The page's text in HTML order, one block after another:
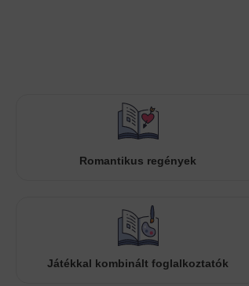
Romantikus regények
Játékkal kombinált foglalkoztatók